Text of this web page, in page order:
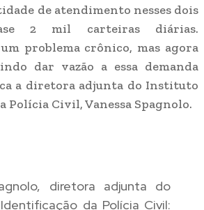
de atendimento nesses dois
2 mil carteiras diárias.
problema crônico, mas agora
dar vazão a essa demanda
a diretora adjunta do Instituto
Polícia Civil, Vanessa Spagnolo.
diretora adjunta do
da Polícia Civil: